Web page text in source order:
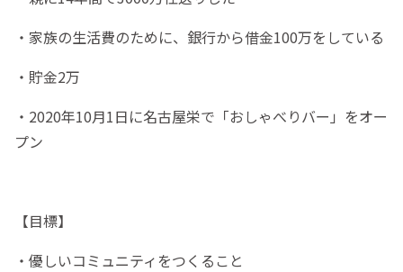
・家族の生活費のために、銀行から借金100万をしている
・貯金2万
・2020年10月1日に名古屋栄で「おしゃべりバー」をオー
プン
【目標】
・優しいコミュニティをつくること